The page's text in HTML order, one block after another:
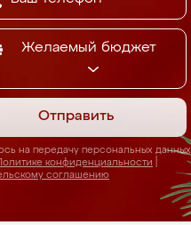
Желаемый бюджет
Отправить
на передачу персональных данных
конфиденциальности
соглашению